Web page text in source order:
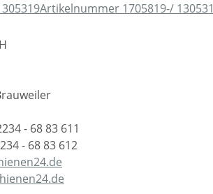
Artikelnummer 1705819-/
- 68 83 611
- 68 83 612